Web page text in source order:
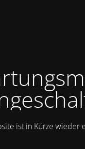
ist in Kürze wieder